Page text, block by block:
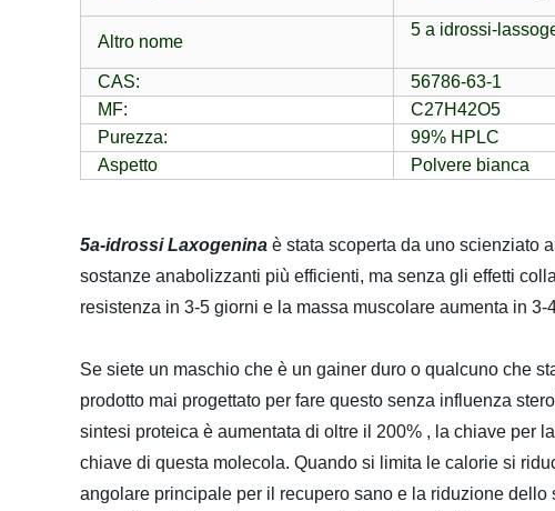
Altro nome
5 a idrossi-
CAS:
56786-63-1
MF:
C27H42O5
Purezza:
99% HPLC
Aspetto
Polvere bianca
5a-idrossi Laxogenina è stata scoperta da uno scienziato
sostanze anabolizzanti più efficienti, ma senza gli effetti
resistenza in 3-5 giorni e la massa muscolare aumenta in
Se siete un maschio che è un gainer duro o qualcuno che
prodotto mai progettato per fare questo senza influenza
sintesi proteica è aumentata di oltre il 200% , la chiave per
chiave di questa molecola. Quando si limita le calorie si
angolare principale per il recupero sano e la riduzione